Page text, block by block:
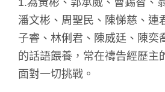
1.為黃彬、郭承威、曹錫智、
潘文彬、周聖民、陳悌慈、連
子睿、林俐君、陳威廷、陳奕
的話語餵養，常在禱告經歷主
面對一切挑戰。